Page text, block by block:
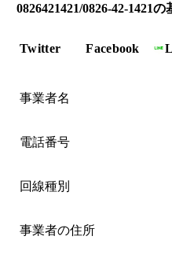
0826421421/0826-42-1421の
Twitter Facebook
事業者名
電話番号
回線種別
事業者の住所